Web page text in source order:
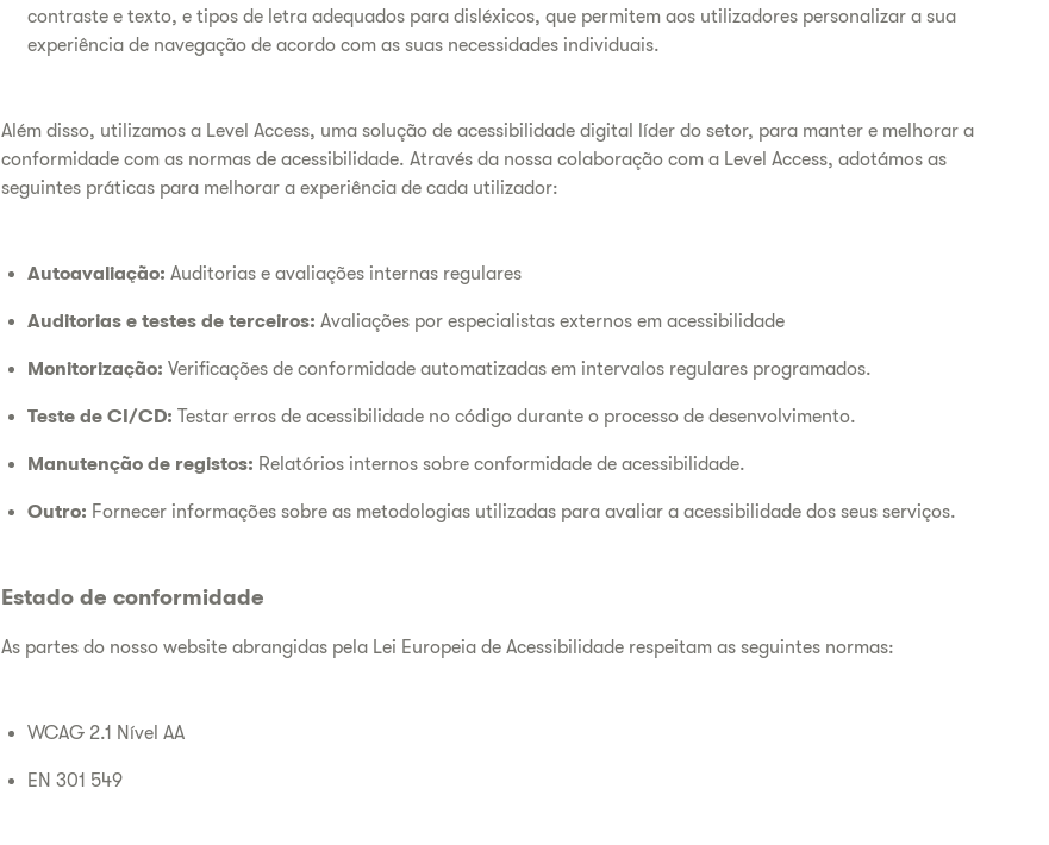
contraste e texto, e tipos de letra adequados para disléxicos, que permitem aos utilizadores personalizar a sua
experiência de navegação de acordo com as suas necessidades individuais.
Além disso, utilizamos a Level Access, uma solução de acessibilidade digital líder do setor, para manter e melhorar a
conformidade com as normas de acessibilidade. Através da nossa colaboração com a Level Access, adotámos as
seguintes práticas para melhorar a experiência de cada utilizador:
Autoavaliação: Auditorias e avaliações internas regulares
Auditorias e testes de terceiros: Avaliações por especialistas externos em acessibilidade
Monitorização: Verificações de conformidade automatizadas em intervalos regulares programados.
Teste de CI/CD: Testar erros de acessibilidade no código durante o processo de desenvolvimento.
Manutenção de registos: Relatórios internos sobre conformidade de acessibilidade.
Outro: Fornecer informações sobre as metodologias utilizadas para avaliar a acessibilidade dos seus serviços.
Estado de conformidade
As partes do nosso website abrangidas pela Lei Europeia de Acessibilidade respeitam as seguintes normas:
WCAG 2.1 Nível AA
EN 301 549